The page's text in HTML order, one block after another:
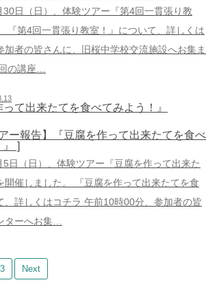
30日（日）、体験ツアー『第4回一貫張り教
『第4回一貫張り教室！』について、詳しくは
加者の皆さんに、旧桜中学校交流施設へお集ま
の講座…
って出来たてを食べてみよう！』
ー報告】『豆腐を作って出来たてを食べ
』 ]
日（日）、体験ツアー『豆腐を作って出来た
開催しました。 『豆腐を作って出来たてを食
、詳しくはコチラ 午前10時00分、参加者の皆
ターへお集…
3 Next